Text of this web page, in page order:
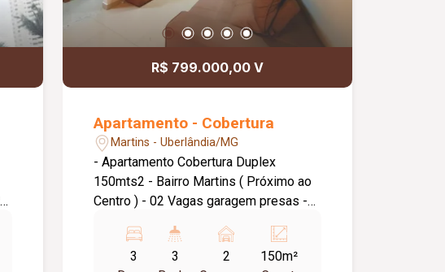
R$ 799.000,00 V
Apartamento - Cobertura
Martins - Uberlândia/MG
- Apartamento Cobertura Duplex
150mts2 - Bairro Martins ( Próximo ao
Centro ) - 02 Vagas garagem presas -
Banheiros - móveis planejados em
3
3
2
150m²